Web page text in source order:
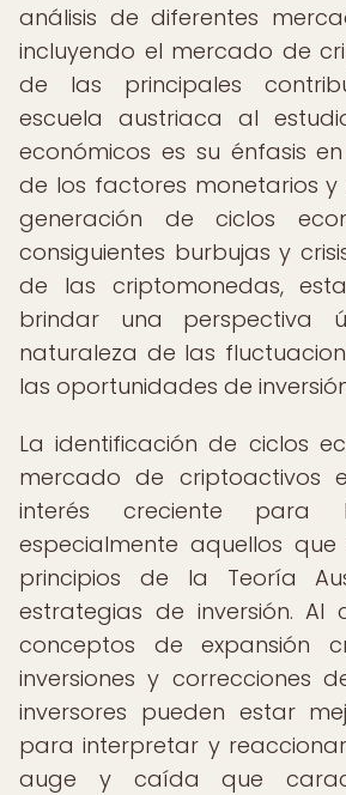
análisis de diferentes
incluyendo el mercado de
de las principales
escuela austriaca al
económicos es su énfasis
de los factores monetarios y
generación de ciclos
consiguientes burbujas y
de las criptomonedas,
brindar una perspectiva
naturaleza de las
las oportunidades de
La identificación de ciclos
mercado de criptoactivos
interés creciente para
especialmente aquellos
principios de la Teoría
estrategias de inversión. Al
conceptos de expansión
inversiones y correcciones
inversores pueden estar
para interpretar y
auge y caída que